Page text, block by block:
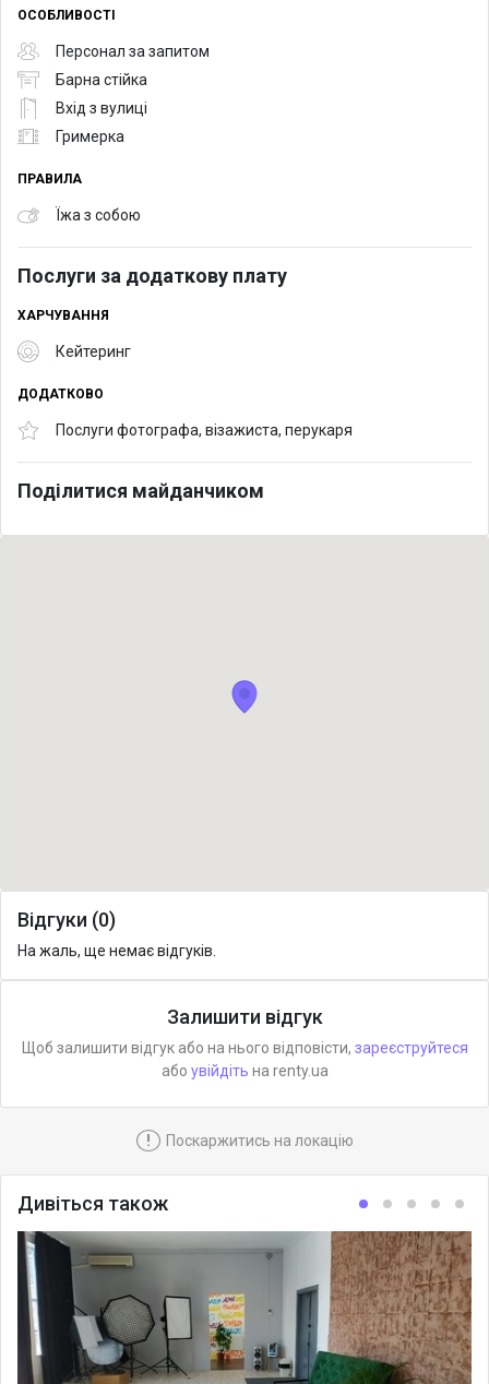
ОСОБЛИВОСТІ
Персонал за запитом
Барна стійка
Вхід з вулиці
Гримерка
ПРАВИЛА
Їжа з собою
Послуги за додаткову плату
ХАРЧУВАННЯ
Кейтеринг
ДОДАТКОВО
Послуги фотографа, візажиста, перукаря
Поділитися майданчиком
Відгуки (0)
На жаль, ще немає відгуків.
Залишити відгук
Щоб залишити відгук або на нього відповісти, зареєструйтеся
або увійдіть на renty.ua
! Поскаржитись на локацію
Дивіться також